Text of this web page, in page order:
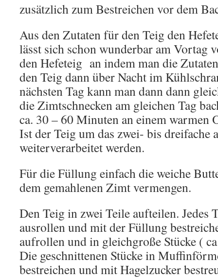
zusätzlich zum Bestreichen vor dem
Aus den Zutaten für den Teig den
lässt sich schon wunderbar am Vortag
den Hefeteig an indem man die
den Teig dann über Nacht im
nächsten Tag kann man dann dann
die Zimtschnecken am gleichen Tag
ca. 30 – 60 Minuten an einem warmen
Ist der Teig um das zwei- bis dreifache
weiterverarbeitet werden.
Für die Füllung einfach die weiche
dem gemahlenen Zimt vermengen.
Den Teig in zwei Teile aufteilen. Jedes
ausrollen und mit der Füllung
aufrollen und in gleichgroße Stücke (
Die geschnittenen Stücke in
bestreichen und mit Hagelzucker